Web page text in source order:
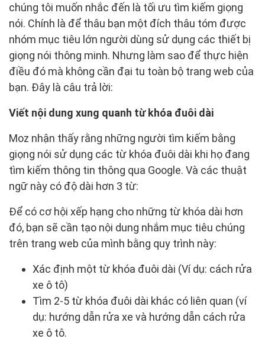
chúng tôi muốn nhắc đến là tối ưu tìm kiếm giọng
nói. Chính là để thâu bạn một đích thâu tóm được
nhóm mục tiêu lớn người dùng sử dụng các thiết bị
giọng nói thông minh. Nhưng làm sao để thực hiện
điều đó mà không cần đại tu toàn bộ trang web của
bạn. Đây là câu trả lời:
Viết nội dung xung quanh từ khóa đuôi dài
Moz nhận thấy rằng những người tìm kiếm bằng
giọng nói sử dụng các từ khóa đuôi dài khi họ đang
tìm kiếm thông tin thông qua Google. Và các thuật
ngữ này có độ dài hơn 3 từ:
Để có cơ hội xếp hạng cho những từ khóa dài hơn
đó, bạn sẽ cần tạo nội dung nhắm mục tiêu chúng
trên trang web của mình bằng quy trình này:
Xác định một từ khóa đuôi dài (Ví dụ: cách rửa
xe ô tô)
Tìm 2-5 từ khóa đuôi dài khác có liên quan (ví
dụ: hướng dẫn rửa xe và hướng dẫn cách rửa
xe ô tô.